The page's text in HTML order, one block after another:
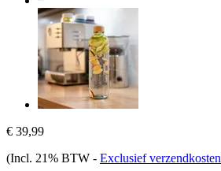
€ 39,99
(Incl. 21% BTW - Exclusief verzendkosten